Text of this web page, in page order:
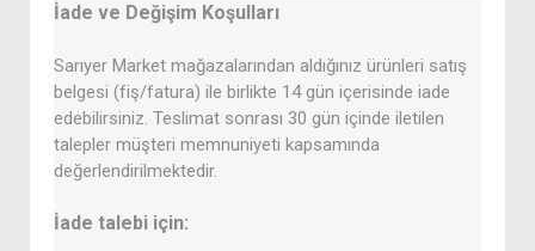
İade ve Değişim Koşulları
Sarıyer Market mağazalarından aldığınız ürünleri satış
belgesi (fiş/fatura) ile birlikte 14 gün içerisinde iade
edebilirsiniz. Teslimat sonrası 30 gün içinde iletilen
talepler müşteri memnuniyeti kapsamında
değerlendirilmektedir.
İade talebi için: